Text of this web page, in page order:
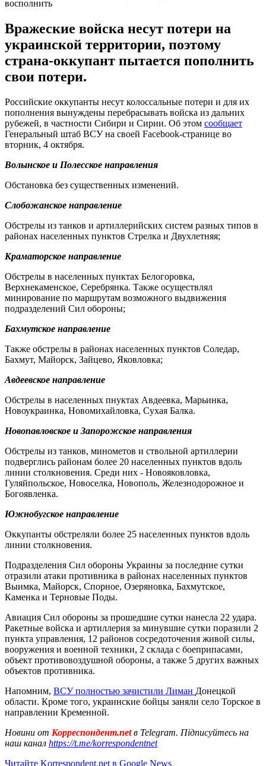
восполнить
Вражеские войска несут потери на
украинской территории, поэтому
страна-оккупант пытается пополнить
свои потери.
Российские оккупанты несут колоссальные потери и для их
пополнения вынуждены перебрасывать войска из дальних
рубежей, в частности Сибири и Сирии. Об этом сообщает
Генеральный штаб ВСУ на своей Facebook-странице во
вторник, 4 октября.
Волынское и Полесское направления
Обстановка без существенных изменений.
Слобожанское направление
Обстрелы из танков и артиллерийских систем разных типов в
районах населенных пунктов Стрелка и Двухлетняя;
Краматорское направление
Обстрелы в населенных пунктах Белогоровка,
Верхнекаменское, Серебрянка. Также осуществлял
минирование по маршрутам возможного выдвижения
подразделений Сил обороны;
Бахмутское направление
Также обстрелы в районах населенных пунктов Соледар,
Бахмут, Майорск, Зайцево, Яковловка;
Авдеевское направление
Обстрелы в населенных пнуктах Авдеевка, Марьинка,
Новоукраинка, Новомихайловка, Сухая Балка.
Новопавловское и Запорожское направления
Обстрелы из танков, минометов и ствольной артиллерии
подверглись районам более 20 населенных пунктов вдоль
линии столкновения. Среди них - Новояковловка,
Гуляйпольское, Новоселка, Новополь, Железнодорожное и
Богоявленка.
Южнобугское направление
Оккупанты обстреляли более 25 населенных пунктов вдоль
линии столкновения.
Подразделения Сил обороны Украины за последние сутки
отразили атаки противника в районах населенных пунктов
Выимка, Майорск, Спорное, Озеряновка, Бахмутское,
Каменка и Терновые Поды.
Авиация Сил обороны за прошедшие сутки нанесла 22 удара.
Ракетные войска и артиллерия за минувшие сутки поразили 2
пункта управления, 12 районов сосредоточения живой силы,
вооружения и военной техники, 2 склада с боеприпасами,
объект противовоздушной обороны, а также 5 других важных
объектов противника.
Напомним, ВСУ полностью зачистили Лиман Донецкой
области. Кроме того, украинские бойцы заняли село Торское в
направлении Кременной.
Новини от Корреспондент.netв Telegram. Підписуйтесь на
наш канал https://t.me/korrespondentnet
Читайте Korrespondent.net в Google News